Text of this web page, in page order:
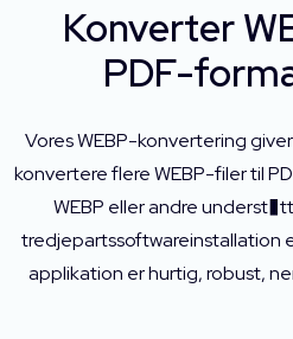
Konverter
PDF-
Vores WEBP-konvertering
konvertere flere WEBP-filer til
WEBP eller andre
tredjepartssoftwareinstallation
applikation er hurtig, robust,